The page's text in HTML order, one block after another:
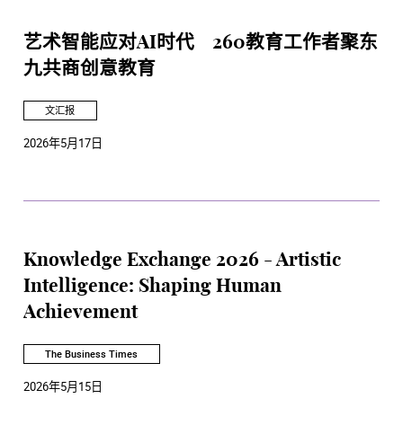
艺术智能应对AI时代 260教育工作者聚东
九共商创意教育
文汇报
2026年5月17日
Knowledge Exchange 2026 - Artistic
Intelligence: Shaping Human
Achievement
The Business Times
2026年5月15日